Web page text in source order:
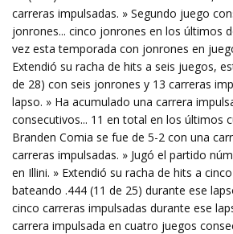
carreras impulsadas. » Segundo juego
jonrones... cinco jonrones en los últimos
vez esta temporada con jonrones en
Extendió su racha de hits a seis juegos,
de 28) con seis jonrones y 13 carreras
lapso. » Ha acumulado una carrera
consecutivos... 11 en total en los últimos
Branden Comia se fue de 5-2 con una
carreras impulsadas. » Jugó el partido
en Illini. » Extendió su racha de hits a
bateando .444 (11 de 25) durante ese
cinco carreras impulsadas durante ese
carrera impulsada en cuatro juegos